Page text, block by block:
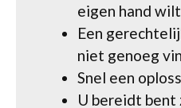
eigen hand
Een
niet genoeg
Snel een
U bereidt bent